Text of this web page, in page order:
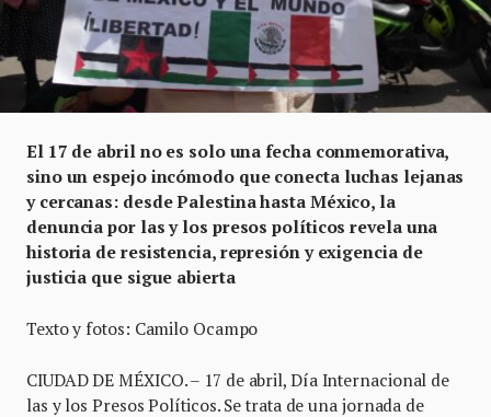
El 17 de abril no es solo una fecha conmemorativa,
sino un espejo incómodo que conecta luchas lejanas
y cercanas: desde Palestina hasta México, la
denuncia por las y los presos políticos revela una
historia de resistencia, represión y exigencia de
justicia que sigue abierta
Texto y fotos: Camilo Ocampo
CIUDAD DE MÉXICO. – 17 de abril, Día Internacional de
las y los Presos Políticos. Se trata de una jornada de